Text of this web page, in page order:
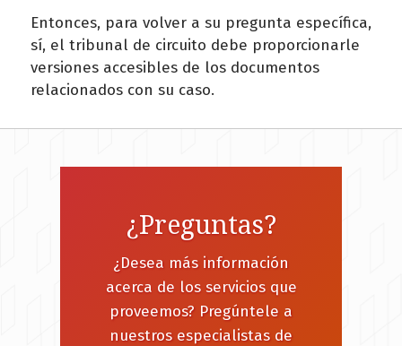
Entonces, para volver a su pregunta específica,
sí, el tribunal de circuito debe proporcionarle
versiones accesibles de los documentos
relacionados con su caso.
¿Preguntas?
¿Desea más información
acerca de los servicios que
proveemos? Pregúntele a
nuestros especialistas de